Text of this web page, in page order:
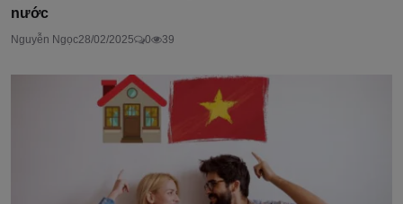
nước
Nguyễn Ngọc28/02/2025 0 39